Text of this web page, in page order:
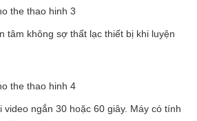
tâm không sợ thất lạc thiết bị khi luyện
ngắn 30 hoặc 60 giây. Máy có tính